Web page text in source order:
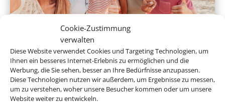
Cookie-Zustimmung
verwalten
Diese Website verwendet Cookies und Targeting Technologien, um
Ihnen ein besseres Internet-Erlebnis zu ermöglichen und die
Werbung, die Sie sehen, besser an Ihre Bedürfnisse anzupassen.
Diese Technologien nutzen wir außerdem, um Ergebnisse zu messen,
um zu verstehen, woher unsere Besucher kommen oder um unsere
Website weiter zu entwickeln.
Klassenfahrten